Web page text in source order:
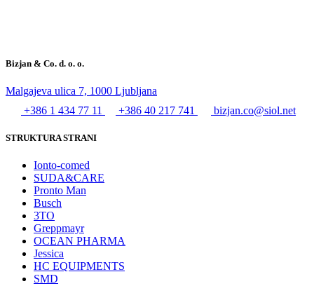
Bizjan & Co. d. o. o.
Malgajeva ulica 7, 1000 Ljubljana
+386 1 434 77 11
+386 40 217 741 bizjan.co@siol.net
STRUKTURA STRANI
Ionto-comed
SUDA&CARE
Pronto Man
Busch
3TO
Greppmayr
OCEAN PHARMA
Jessica
HC EQUIPMENTS
SMD